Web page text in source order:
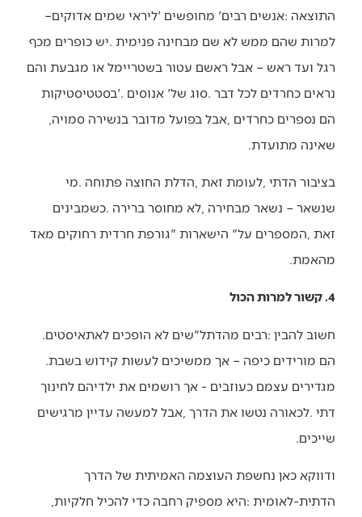
התוצאה‭: ‬אנשים‭ ‬רבים‭ ‬‮'‬מחופשים‮'‬‭ ‬ליראי‭ ‬שמים‭ ‬אדוקים‭ –
‬למרות‭ ‬שהם‭ ‬ממש‭ ‬לא‭ ‬שם‭ ‬מבחינה‭ ‬פנימית‭. ‬יש‭ ‬כופרים‭ ‬מכף‭
‬שאינה‭ ‬מתועדת‭.‬
בציבור‭ ‬הדתי‭, ‬לעומת‭ ‬זאת‭, ‬הדלת‭ ‬החוצה‭ ‬פתוחה‭. ‬מי‭
‬זאת‭, ‬המספרים‭ ‬על‭ ‬‮"‬הישארות‮"‬‭ ‬גורפת‭ ‬חרדית‭ ‬רחוקים‭ ‬מאד‭
‬מהאמת‭.‬
4. קשור למרות הכול
חשוב‭ ‬להבין‭: ‬רבים‭ ‬מהדתל"שים‭ ‬לא‭ ‬הופכים‭ ‬לאתאיסטים‭.
‬הם‭ ‬מורידים‭ ‬כיפה‭ – ‬אך‭ ‬ממשיכים‭ ‬לעשות‭ ‬קידוש‭ ‬בשבת‭.
‬מגדירים‭ ‬עצמם‭ ‬כעוזבים‭ ‬‭- ‬אך‭ ‬רושמים‭ ‬את‭ ‬ילדיהם‭ ‬לחינוך‭
‬שייכים‭.‬
ודווקא‭ ‬כאן‭ ‬נחשפת‭ ‬העוצמה‭ ‬האמיתית‭ ‬של‭ ‬הדרך‭